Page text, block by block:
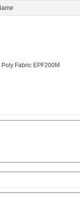
Poly Fabric EPF200M